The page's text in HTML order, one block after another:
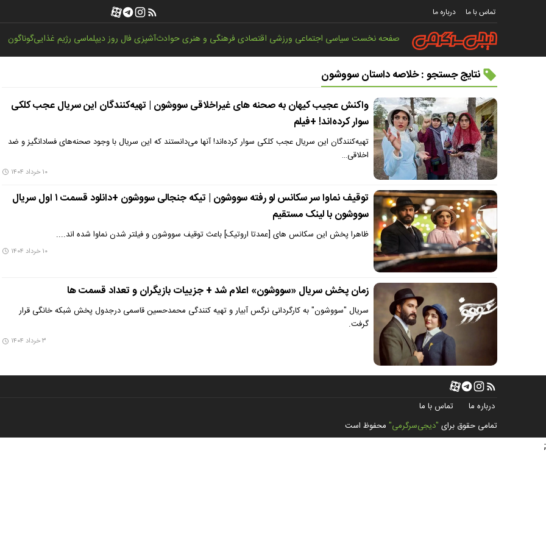
تماس با ما درباره ما
صفحه نخستسیاسی اجتماعی ورزشی اقتصادیفرهنگی و هنریحوادثآشپزیفال روزدیپلماسی رژیم غذاییگوناگون
نتایج جستجو : خلاصه داستان سووشون
واکنش عجیب کیهان به صحنه های غیراخلاقی سووشون | تهیه‌کنندگان این سریال عجب کلکی
سوار کرده‌اند! +فیلم
تهیه‌کنندگان این سریال عجب کلکی سوار کرده‌اند! آنها می‌دانستند که این سریال با وجود صحنه‌های فسادانگیز و ضد
اخلاقی…
۱۰ خرداد ۱۴۰۴
توقیف نماوا سر سکانس لو رفته سووشون | تیکه جنجالی سووشون +دانلود قسمت ۱ اول سریال
سووشون با لینک مستقیم
ظاهرا پخش این سکانس های [عمدتا اروتیک] باعث توقیف سووشون و فیلتر شدن نماوا شده اند....
۱۰ خرداد ۱۴۰۴
زمان پخش سریال «سووشون» اعلام شد + جزییات بازیگران و تعداد قسمت ها
سریال "سووشون" به کارگردانی نرگس آبیار و تهیه کنندگی محمدحسین قاسمی درجدول پخش شبکه خانگی قرار
گرفت.
۳ خرداد ۱۴۰۴
درباره ما
تماس با ما
تمامی حقوق برای "دیجی‌سرگرمی" محفوظ است
;